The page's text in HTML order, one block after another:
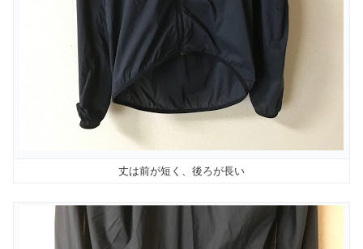
丈は前が短く、後ろが長い